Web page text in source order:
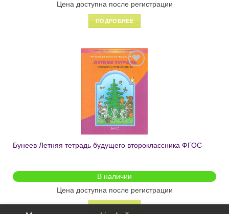
Цена доступна после регистрации
ПОДРОБНЕЕ
Добавить
в список
желаний
Бунеев Летняя тетрадь будущего второклассника ФГОС
В наличии
Цена доступна после регистрации